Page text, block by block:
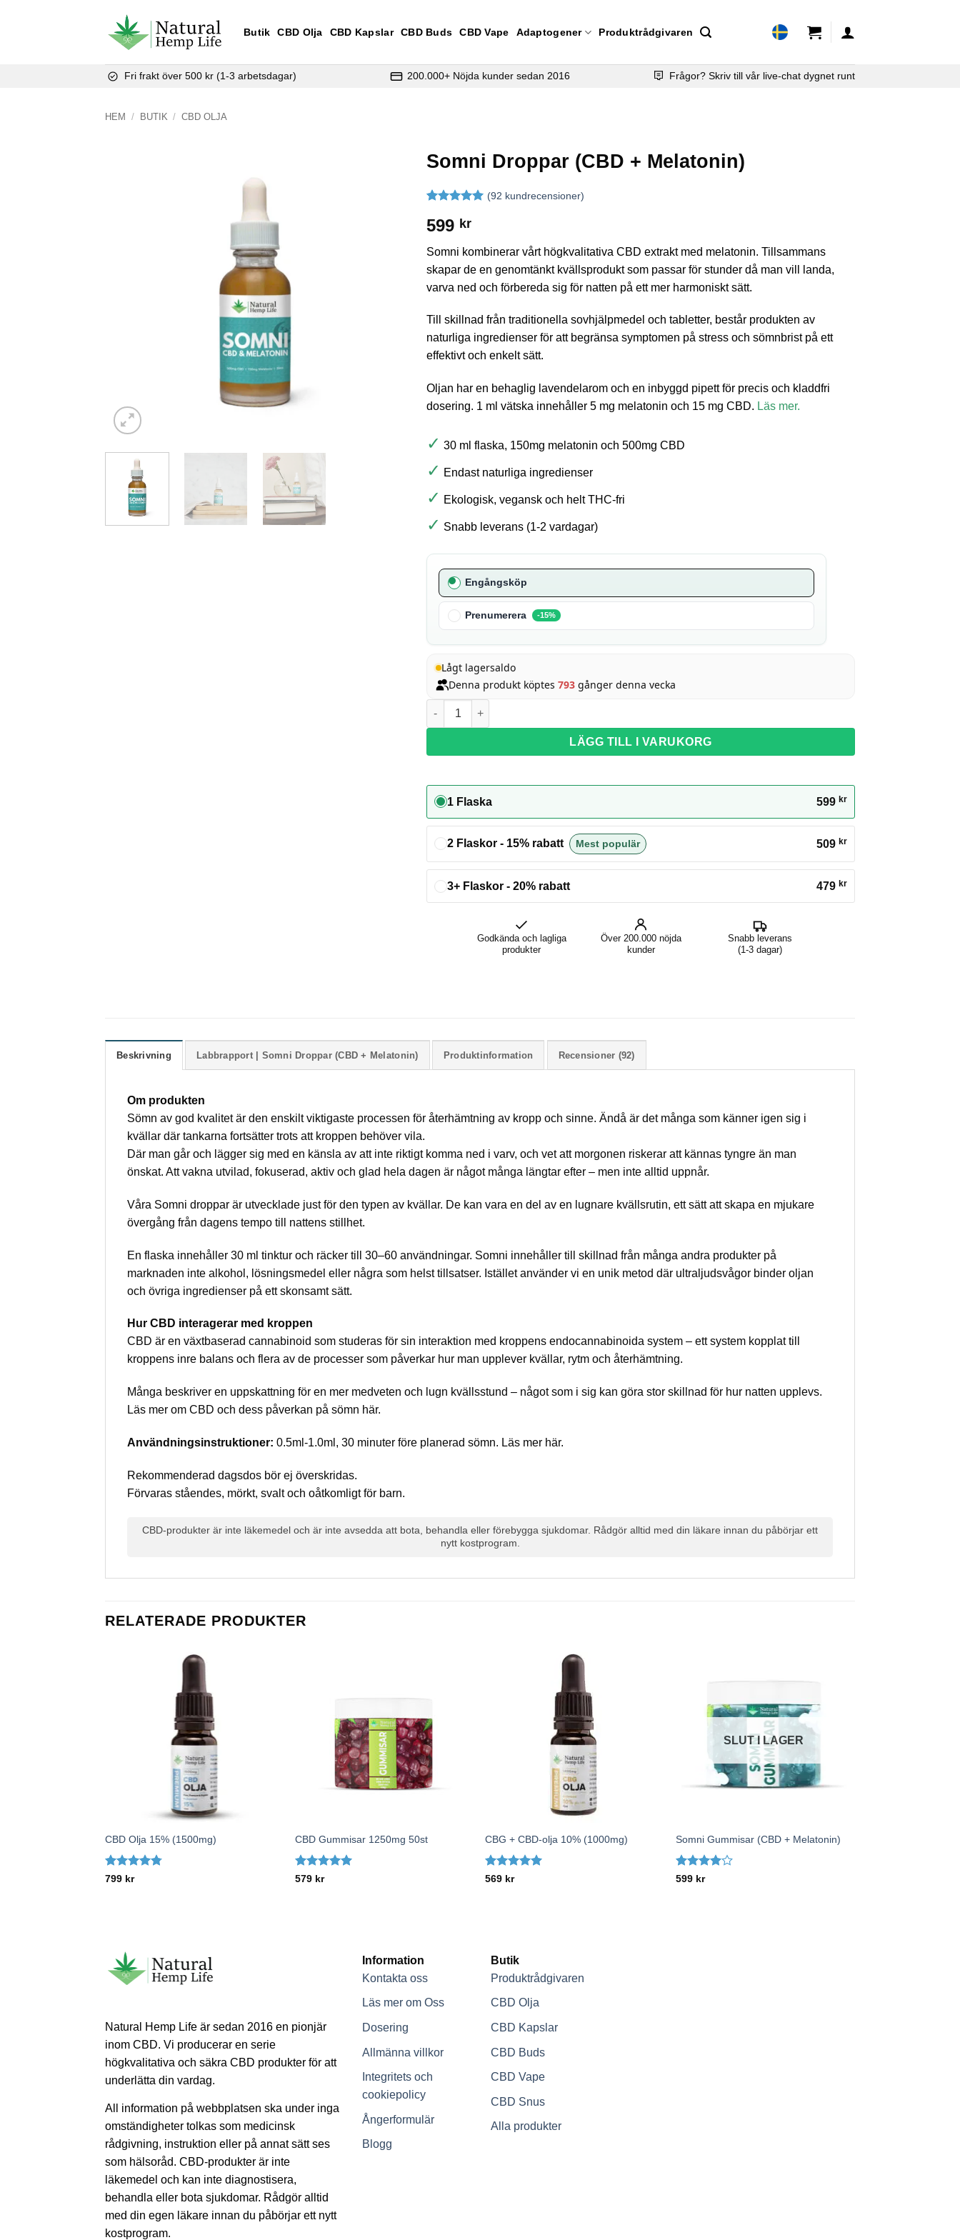
Butik CBD Olja CBD Kapslar CBD Buds CBD Vape Adaptogener Produktrådgivaren
Fri frakt över 500 kr (1-3 arbetsdagar) 200.000+ Nöjda kunder sedan 2016 Frågor? Skriv till vår live-chat dygnet runt
HEM / BUTIK / CBD OLJA
Somni Droppar (CBD + Melatonin)
4.99av 5
baserat på
kundrecensioner
(92 kundrecensioner)
599 kr
Somni kombinerar vårt högkvalitativa CBD extrakt med melatonin. Tillsammans
skapar de en genomtänkt kvällsprodukt som passar för stunder då man vill landa,
varva ned och förbereda sig för natten på ett mer harmoniskt sätt.
Till skillnad från traditionella sovhjälpmedel och tabletter, består produkten av
naturliga ingredienser för att begränsa symptomen på stress och sömnbrist på ett
effektivt och enkelt sätt.
Oljan har en behaglig lavendelarom och en inbyggd pipett för precis och kladdfri
dosering. 1 ml vätska innehåller 5 mg melatonin och 15 mg CBD. Läs mer.
✓ 30 ml flaska, 150mg melatonin och 500mg CBD
✓ Endast naturliga ingredienser
✓ Ekologisk, vegansk och helt THC-fri
✓ Snabb leverans (1-2 vardagar)
Engångsköp
Prenumerera -15%
Lågt lagersaldo
Denna produkt köptes 793 gånger denna vecka
Somni Droppar (CBD + Melatonin) mängd
LÄGG TILL I VARUKORG
1 Flaska 599 kr
2 Flaskor - 15% rabatt 509 kr
3+ Flaskor - 20% rabatt 479 kr
Godkända och lagliga
produkter
Över 200.000 nöjda
kunder
Snabb leverans
(1-3 dagar)
Beskrivning Labbrapport | Somni Droppar (CBD + Melatonin) Produktinformation Recensioner (92)
Om produkten
Sömn av god kvalitet är den enskilt viktigaste processen för återhämtning av kropp och sinne. Ändå är det många som känner igen sig i
kvällar där tankarna fortsätter trots att kroppen behöver vila.
Där man går och lägger sig med en känsla av att inte riktigt komma ned i varv, och vet att morgonen riskerar att kännas tyngre än man
önskat. Att vakna utvilad, fokuserad, aktiv och glad hela dagen är något många längtar efter – men inte alltid uppnår.
Våra Somni droppar är utvecklade just för den typen av kvällar. De kan vara en del av en lugnare kvällsrutin, ett sätt att skapa en mjukare
övergång från dagens tempo till nattens stillhet.
En flaska innehåller 30 ml tinktur och räcker till 30–60 användningar. Somni innehåller till skillnad från många andra produkter på
marknaden inte alkohol, lösningsmedel eller några som helst tillsatser. Istället använder vi en unik metod där ultraljudsvågor binder oljan
och övriga ingredienser på ett skonsamt sätt.
Hur CBD interagerar med kroppen
CBD är en växtbaserad cannabinoid som studeras för sin interaktion med kroppens endocannabinoida system – ett system kopplat till
kroppens inre balans och flera av de processer som påverkar hur man upplever kvällar, rytm och återhämtning.
Många beskriver en uppskattning för en mer medveten och lugn kvällsstund – något som i sig kan göra stor skillnad för hur natten upplevs.
Läs mer om CBD och dess påverkan på sömn här.
Användningsinstruktioner: 0.5ml-1.0ml, 30 minuter före planerad sömn. Läs mer här.
Rekommenderad dagsdos bör ej överskridas.
Förvaras ståendes, mörkt, svalt och oåtkomligt för barn.
CBD-produkter är inte läkemedel och är inte avsedda att bota, behandla eller förebygga sjukdomar. Rådgör alltid med din läkare innan du påbörjar ett
nytt kostprogram.
RELATERADE PRODUKTER
CBD Olja 15% (1500mg)
Betygsatt
799 kr
CBD Gummisar 1250mg 50st
Betygsatt
579 kr
CBG + CBD-olja 10% (1000mg)
Betygsatt
569 kr
SLUT I LAGER
Somni Gummisar (CBD + Melatonin)
Betygsatt
599 kr
Natural Hemp Life är sedan 2016 en pionjär
inom CBD. Vi producerar en serie
högkvalitativa och säkra CBD produkter för att
underlätta din vardag.
All information på webbplatsen ska under inga
omständigheter tolkas som medicinsk
rådgivning, instruktion eller på annat sätt ses
som hälsoråd. CBD-produkter är inte
läkemedel och kan inte diagnostisera,
behandla eller bota sjukdomar. Rådgör alltid
med din egen läkare innan du påbörjar ett nytt
kostprogram.
Information
Kontakta oss
Läs mer om Oss
Dosering
Allmänna villkor
Integritets och
cookiepolicy
Ångerformulär
Blogg
Butik
Produktrådgivaren
CBD Olja
CBD Kapslar
CBD Buds
CBD Vape
CBD Snus
Alla produkter